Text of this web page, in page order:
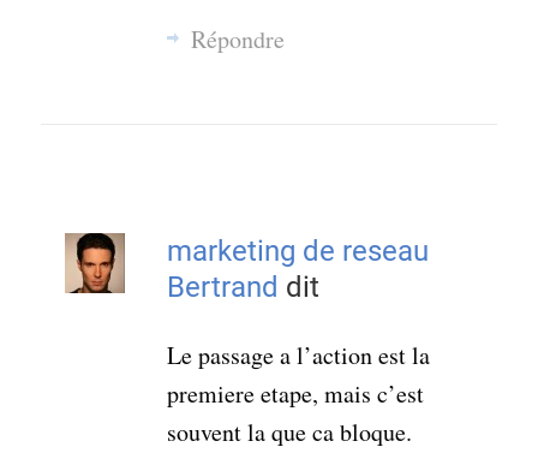
Répondre
marketing de reseau
Bertrand dit
Le passage a l’action est la
premiere etape, mais c’est
souvent la que ca bloque.